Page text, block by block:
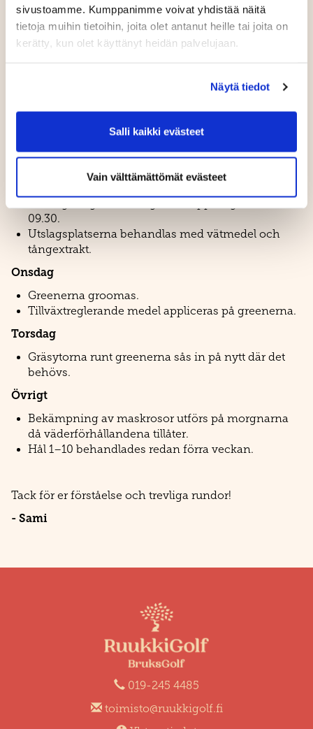
sivustoamme. Kumppanimme voivat yhdistää näitä
tietoja muihin tietoihin, joita olet antanut heille tai joita on
kerätty, kun olet käyttänyt heidän palvelujaan.
Näytä tiedot
Salli kaikki evästeet
Vain välttämättömät evästeet
Kiitämme pelaajia ymmärryksestä ja toivotamme
Banmästarens veckoinfo
9–13.6.2026
09.30.
Utslagsplatserna behandlas med vätmedel och
tångextrakt.
Onsdag
Greenerna groomas.
Tillväxtreglerande medel appliceras på greenerna.
Torsdag
Gräsytorna runt greenerna sås in på nytt där det
behövs.
Övrigt
Bekämpning av maskrosor utförs på morgnarna
då väderförhållandena tillåter.
Hål 1–10 behandlades redan förra veckan.
Tack för er förståelse och trevliga rundor!
- Sami
019-245 4485
toimisto@ruukkigolf.fi